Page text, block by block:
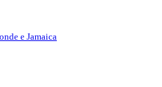
e Jamaica